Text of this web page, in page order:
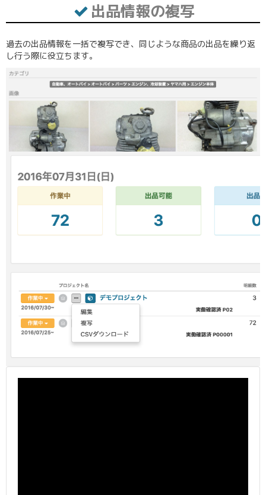
出品情報の複写
過去の出品情報を一括で複写でき、同じような商品の出品を繰り返
し行う際に役立ちます。